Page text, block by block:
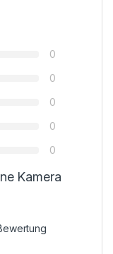
0
0
0
0
0
Kamera